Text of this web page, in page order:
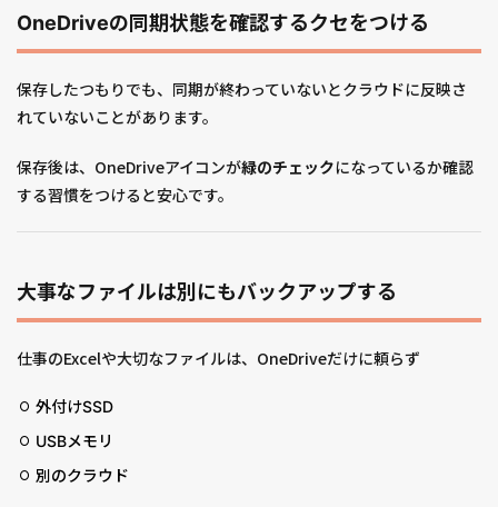
OneDriveの同期状態を確認するクセをつける
保存したつもりでも、同期が終わっていないとクラウドに反映さ
れていないことがあります。
保存後は、OneDriveアイコンが緑のチェックになっているか確認
する習慣をつけると安心です。
大事なファイルは別にもバックアップする
仕事のExcelや大切なファイルは、OneDriveだけに頼らず
外付けSSD
USBメモリ
別のクラウド